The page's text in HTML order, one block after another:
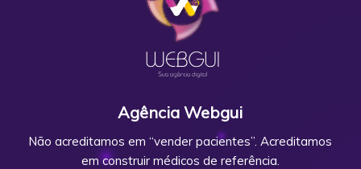
Agência Webgui
Não acreditamos em “vender pacientes”. Acreditamos
em construir médicos de referência.